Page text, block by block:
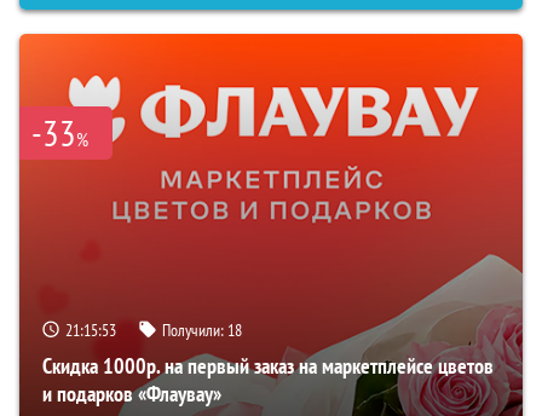
-33%
21:15:52 Получили: 18
Скидка 1000р. на первый заказ на маркетплейсе цветов
и подарков «Флаувау»